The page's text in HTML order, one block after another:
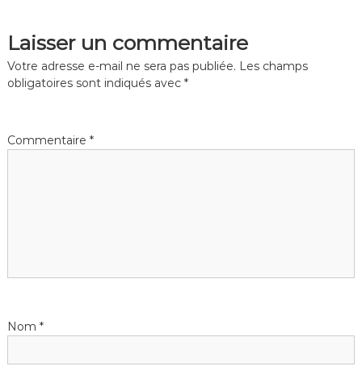
g
t
d
e
Laisser un commentaire
Votre adresse e-mail ne sera pas publiée. Les champs
obligatoires sont indiqués avec *
Commentaire *
Nom *